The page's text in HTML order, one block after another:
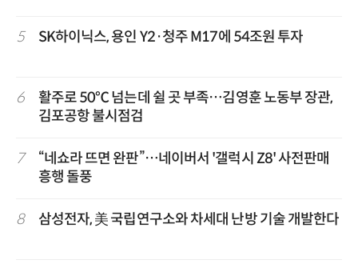
5 SK하이닉스, 용인 Y2·청주 M17에 54조원 투자
6
활주로 50℃ 넘는데 쉴 곳 부족…김영훈 노동부 장관,
김포공항 불시점검
7
“네쇼라 뜨면 완판”…네이버서 '갤럭시 Z8' 사전판매
흥행 돌풍
8 삼성전자, 美 국립연구소와 차세대 난방 기술 개발한다